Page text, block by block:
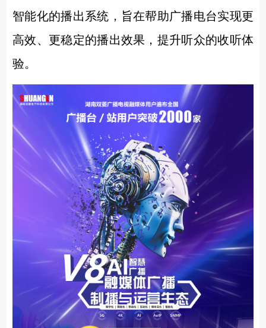
智能化的播出系统，旨在帮助广播电台实现更
高效、更稳定的播出效果，提升听众的收听体
验。